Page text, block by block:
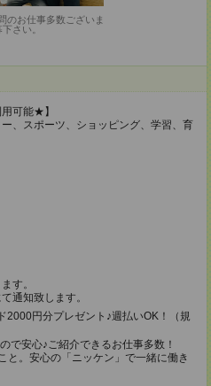
のお仕事多数ございま
さい。
可能★】
、スポーツ、ショッピング、学習、育
す。
通知致します。
2000円分プレゼント♪週払いOK！（規
で安心♪ご紹介できるお仕事多数！
と。安心の「ニッケン」で一緒に働き